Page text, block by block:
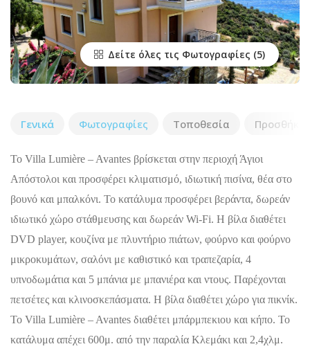
Δείτε όλες τις Φωτογραφίες
Γενικά Φωτογραφίες Τοποθεσία Προσθήκη
Το Villa Lumière – Avantes βρίσκεται στην περιοχή Άγιοι
Απόστολοι και προσφέρει κλιματισμό, ιδιωτική πισίνα, θέα στο
βουνό και μπαλκόνι. Το κατάλυμα προσφέρει βεράντα, δωρεάν
ιδιωτικό χώρο στάθμευσης και δωρεάν Wi-Fi. Η βίλα διαθέτει
DVD player, κουζίνα με πλυντήριο πιάτων, φούρνο και φούρνο
μικροκυμάτων, σαλόνι με καθιστικό και τραπεζαρία, 4
υπνοδωμάτια και 5 μπάνια με μπανιέρα και ντους. Παρέχονται
πετσέτες και κλινοσκεπάσματα. Η βίλα διαθέτει χώρο για πικνίκ.
Το Villa Lumière – Avantes διαθέτει μπάρμπεκιου και κήπο. Το
κατάλυμα απέχει 600μ. από την παραλία Κλεμάκι και 2,4χλμ.